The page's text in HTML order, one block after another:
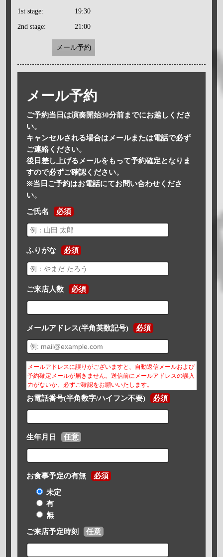
1st stage: 19:30
2nd stage: 21:00
メール予約
メール予約
ご予約当日は演奏開始30分前までにお越しくださ
い。
キャンセルされる場合はメールまたは電話で必ず
ご連絡ください。
後日差し上げるメールをもって予約確定となりま
すので必ずご確認ください。
※当日ご予約はお電話にてお問い合わせくださ
い。
ご氏名 必須
ふりがな 必須
ご来店人数 必須
メールアドレス(半角英数記号) 必須
メールアドレスに誤りがございますと、自動返信メールおよび
予約確定メールが届きません。送信前にメールアドレスの誤入
力がないか、必ずご確認をお願いいたします。
お電話番号(半角数字/ハイフン不要) 必須
生年月日 任意
お食事予定の有無 必須
未定
有
無
ご来店予定時刻 任意